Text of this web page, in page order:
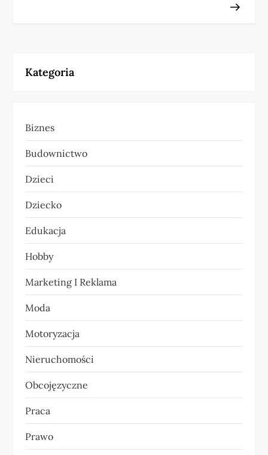
g
c
j
a
w
p
i
s
u
Kategoria
Biznes
Budownictwo
Dzieci
Dziecko
Edukacja
Hobby
Marketing I Reklama
Moda
Motoryzacja
Nieruchomości
Obcojęzyczne
Praca
Prawo